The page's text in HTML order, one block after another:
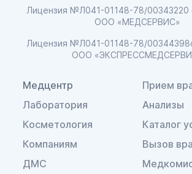
Лицензия №Л041-01148-78/00343220
ООО «МЕДСЕРВИС»
Лицензия №Л041-01148-78/00344398
ООО
Медцентр
Лаборатория
Косметология
Компаниям
ДМС
Прием
Анализы
Каталог
Вызов